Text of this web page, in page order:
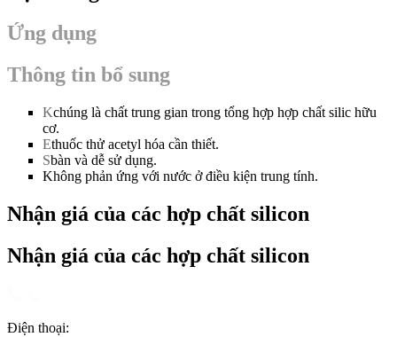
Ứng dụng
Thông tin bổ sung
Kchúng là chất trung gian trong tổng hợp hợp chất silic hữu
cơ.
Ethuốc thử acetyl hóa cần thiết.
Sbàn và dễ sử dụng.
Không phản ứng với nước ở điều kiện trung tính.
Nhận giá của các hợp chất silicon
Nhận giá của các hợp chất silicon
Điện thoại: